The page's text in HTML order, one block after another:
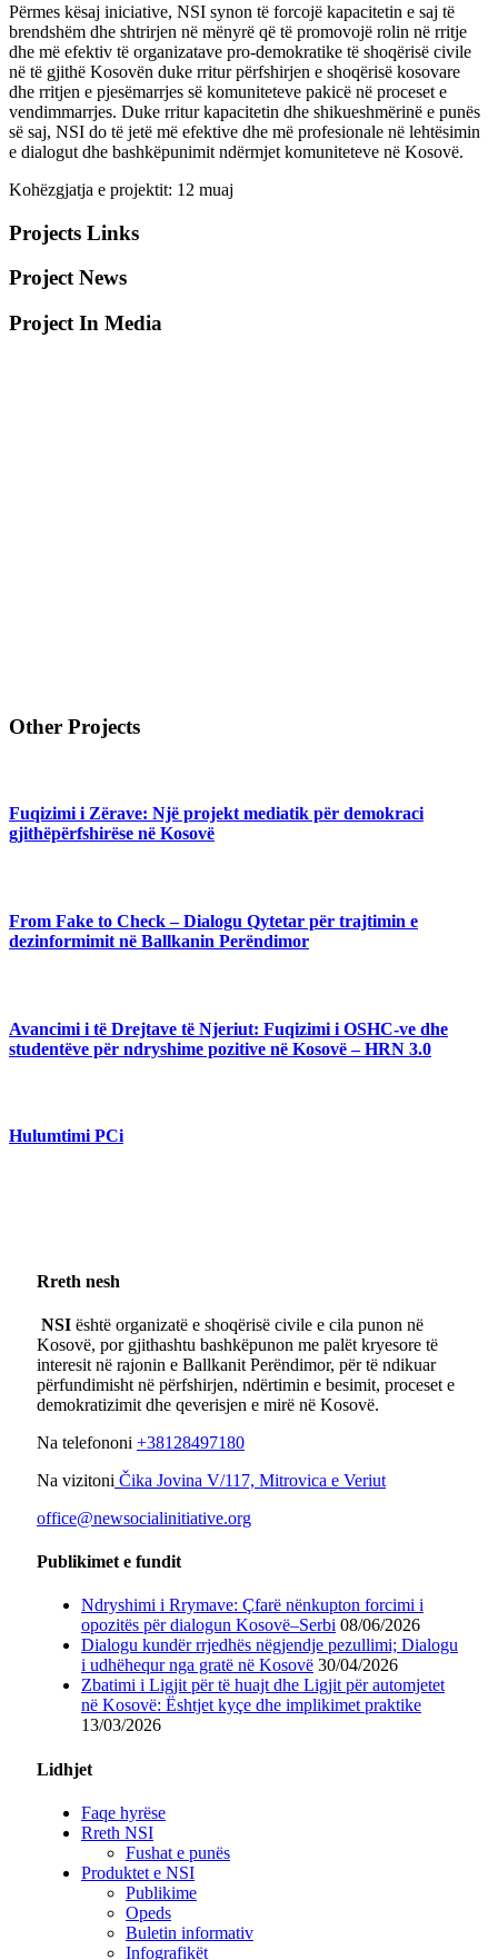
Përmes kësaj iniciative, NSI synon të forcojë kapacitetin e saj të
brendshëm dhe shtrirjen në mënyrë që të promovojë rolin në rritje
dhe më efektiv të organizatave pro-demokratike të shoqërisë civile
në të gjithë Kosovën duke rritur përfshirjen e shoqërisë kosovare
dhe rritjen e pjesëmarrjes së komuniteteve pakicë në proceset e
vendimmarrjes. Duke rritur kapacitetin dhe shikueshmërinë e punës
së saj, NSI do të jetë më efektive dhe më profesionale në lehtësimin
e dialogut dhe bashkëpunimit ndërmjet komuniteteve në Kosovë.
Kohëzgjatja e projektit: 12 muaj
Projects Links
Project News
Project In Media
Other Projects
Fuqizimi i Zërave: Një projekt mediatik për demokraci
gjithëpërfshirëse në Kosovë
From Fake to Check – Dialogu Qytetar për trajtimin e
dezinformimit në Ballkanin Perëndimor
Avancimi i të Drejtave të Njeriut: Fuqizimi i OSHC-ve dhe
studentëve për ndryshime pozitive në Kosovë – HRN 3.0
Hulumtimi PCi
Rreth nesh
NSI është organizatë e shoqërisë civile e cila punon në
Kosovë, por gjithashtu bashkëpunon me palët kryesore të
interesit në rajonin e Ballkanit Perëndimor, për të ndikuar
përfundimisht në përfshirjen, ndërtimin e besimit, proceset e
demokratizimit dhe qeverisjen e mirë në Kosovë.
Na telefononi +38128497180
Na vizitoni Čika Jovina V/117, Mitrovica e Veriut
office@newsocialinitiative.org
Publikimet e fundit
Ndryshimi i Rrymave: Çfarë nënkupton forcimi i
opozitës për dialogun Kosovë–Serbi 08/06/2026
Dialogu kundër rrjedhës nëgjendje pezullimi; Dialogu
i udhëhequr nga gratë në Kosovë 30/04/2026
Zbatimi i Ligjit për të huajt dhe Ligjit për automjetet
në Kosovë: Ështjet kyçe dhe implikimet praktike
13/03/2026
Lidhjet
Faqe hyrëse
Rreth NSI
Fushat e punës
Produktet e NSI
Publikime
Opeds
Buletin informativ
Infografikët